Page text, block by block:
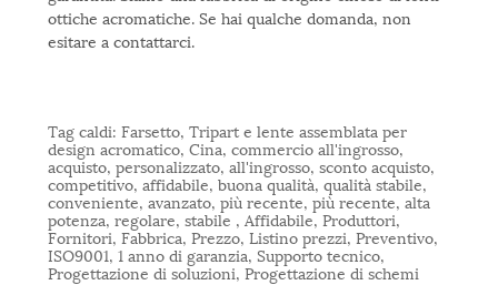
ottiche acromatiche. Se hai qualche domanda, non
esitare a contattarci.
Tag caldi: Farsetto, Tripart e lente assemblata per
design acromatico, Cina, commercio all'ingrosso,
acquisto, personalizzato, all'ingrosso, sconto acquisto,
competitivo, affidabile, buona qualità, qualità stabile,
conveniente, avanzato, più recente, più recente, alta
potenza, regolare, stabile , Affidabile, Produttori,
Fornitori, Fabbrica, Prezzo, Listino prezzi, Preventivo,
ISO9001, 1 anno di garanzia, Supporto tecnico,
Progettazione di soluzioni, Progettazione di schemi